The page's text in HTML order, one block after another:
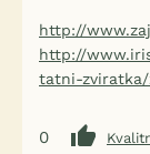
http://
http://
tatni-
0